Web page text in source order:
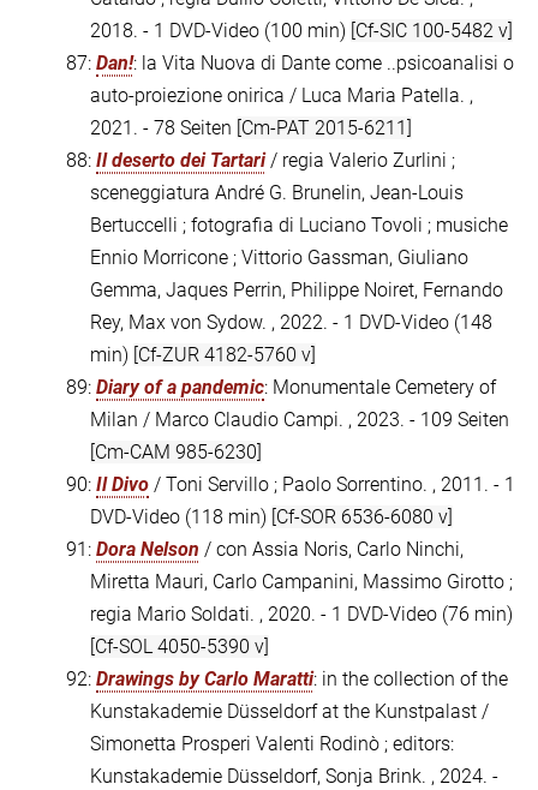
2018. - 1 DVD-Video (100 min) [Cf-SIC 100-5482 v]
87: Dan!: la Vita Nuova di Dante come ..psicoanalisi o
auto-proiezione onirica / Luca Maria Patella. ,
2021. - 78 Seiten [Cm-PAT 2015-6211]
88: Il deserto dei Tartari/ regia Valerio Zurlini ;
sceneggiatura André G. Brunelin, Jean-Louis
Bertuccelli ; fotografia di Luciano Tovoli ; musiche
Ennio Morricone ; Vittorio Gassman, Giuliano
Gemma, Jaques Perrin, Philippe Noiret, Fernando
Rey, Max von Sydow. , 2022. - 1 DVD-Video (148
min) [Cf-ZUR 4182-5760 v]
89: Diary of a pandemic: Monumentale Cemetery of
Milan / Marco Claudio Campi. , 2023. - 109 Seiten
[Cm-CAM 985-6230]
90: Il Divo / Toni Servillo ; Paolo Sorrentino. , 2011. - 1
DVD-Video (118 min) [Cf-SOR 6536-6080 v]
91: Dora Nelson / con Assia Noris, Carlo Ninchi,
Miretta Mauri, Carlo Campanini, Massimo Girotto ;
regia Mario Soldati. , 2020. - 1 DVD-Video (76 min)
[Cf-SOL 4050-5390 v]
92: Drawings by Carlo Maratti: in the collection of the
Kunstakademie Düsseldorf at the Kunstpalast /
Simonetta Prosperi Valenti Rodinò ; editors:
Kunstakademie Düsseldorf, Sonja Brink. , 2024. -